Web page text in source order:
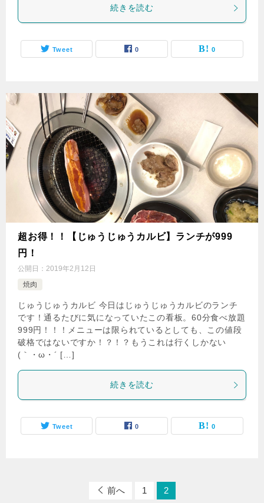
続きを読む
Tweet 0 0
超お得！！【じゅうじゅうカルビ】ランチが999
円！
公開日： 2019年2月12日
焼肉
じゅうじゅうカルビ 今日はじゅうじゅうカルビのランチ
です！通るたびに気になっていたこの看板。60分食べ放題
999円！！！メニューは限られているとしても、この値段
破格ではないですか！？！？もうこれは行くしかない
(｀・ω・´ […]
続きを読む
Tweet 0 0
前へ 1 2